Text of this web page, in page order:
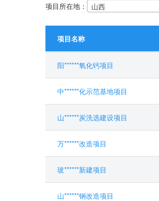
项目所在地： 山西
项目名称
阳******氧化钙项目
中******化示范基地项目
山******炭洗选建设项目
万******改造项目
玻******新建项目
山******钢改造项目